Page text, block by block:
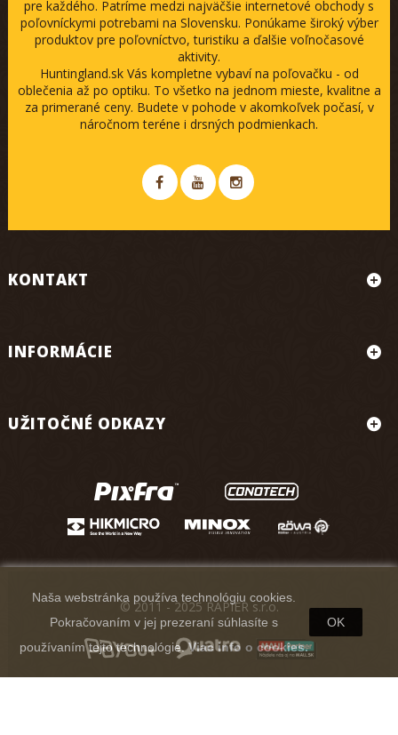
pre každého. Patríme medzi najväčšie internetové obchody s
poľovníckymi potrebami na Slovensku. Ponúkame široký výber
produktov pre poľovníctvo, turistiku a ďalšie voľnočasové
aktivity.
Huntingland.sk Vás kompletne vybaví na poľovačku - od
oblečenia až po optiku. To všetko na jednom mieste, kvalitne a
za primerané ceny. Budete v pohode v akomkoľvek počasí, v
náročnom teréne i drsných podmienkach.
KONTAKT
INFORMÁCIE
UŽITOČNÉ ODKAZY
Naša webstránka používa technológiu cookies.
Pokračovaním v jej prezeraní súhlasíte s
používaním tejto technológie.Viac info o cookies.
OK
© 2011 - 2025 RAPIER s.r.o.